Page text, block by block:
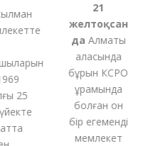
25
21
желтоқсан
даАлматы
қаласында
бұрын КСРО
құрамында
болғанон
бір егеменді
мемлекет